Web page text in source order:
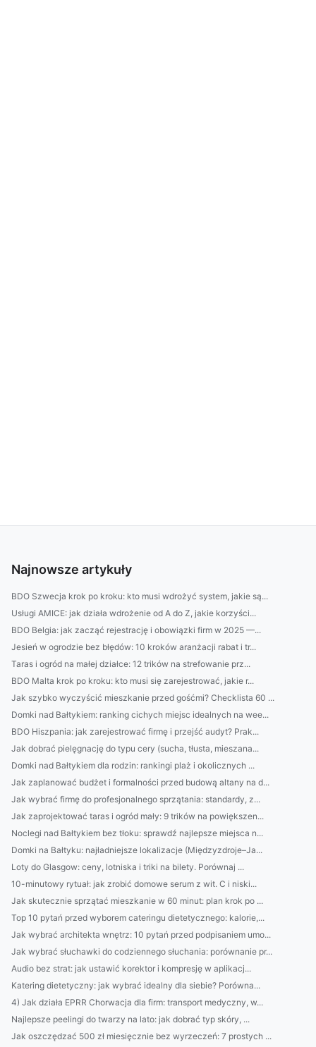
Najnowsze artykuły
BDO Szwecja krok po kroku: kto musi wdrożyć system, jakie są...
Usługi AMICE: jak działa wdrożenie od A do Z, jakie korzyści...
BDO Belgia: jak zacząć rejestrację i obowiązki firm w 2025 —...
Jesień w ogrodzie bez błędów: 10 kroków aranżacji rabat i tr...
Taras i ogród na małej działce: 12 trików na strefowanie prz...
BDO Malta krok po kroku: kto musi się zarejestrować, jakie r...
Jak szybko wyczyścić mieszkanie przed gośćmi? Checklista 60 ...
Domki nad Bałtykiem: ranking cichych miejsc idealnych na wee...
BDO Hiszpania: jak zarejestrować firmę i przejść audyt? Prak...
Jak dobrać pielęgnację do typu cery (sucha, tłusta, mieszana...
Domki nad Bałtykiem dla rodzin: rankingi plaż i okolicznych ...
Jak zaplanować budżet i formalności przed budową altany na d...
Jak wybrać firmę do profesjonalnego sprzątania: standardy, z...
Jak zaprojektować taras i ogród mały: 9 trików na powiększen...
Noclegi nad Bałtykiem bez tłoku: sprawdź najlepsze miejsca n...
Domki na Bałtyku: najładniejsze lokalizacje (Międzyzdroje–Ja...
Loty do Glasgow: ceny, lotniska i triki na bilety. Porównaj ...
10-minutowy rytuał: jak zrobić domowe serum z wit. C i niski...
Jak skutecznie sprzątać mieszkanie w 60 minut: plan krok po ...
Top 10 pytań przed wyborem cateringu dietetycznego: kalorie,...
Jak wybrać architekta wnętrz: 10 pytań przed podpisaniem umo...
Jak wybrać słuchawki do codziennego słuchania: porównanie pr...
Audio bez strat: jak ustawić korektor i kompresję w aplikacj...
Katering dietetyczny: jak wybrać idealny dla siebie? Porówna...
4) Jak działa EPRR Chorwacja dla firm: transport medyczny, w...
Najlepsze peelingi do twarzy na lato: jak dobrać typ skóry, ...
Jak oszczędzać 500 zł miesięcznie bez wyrzeczeń: 7 prostych ...